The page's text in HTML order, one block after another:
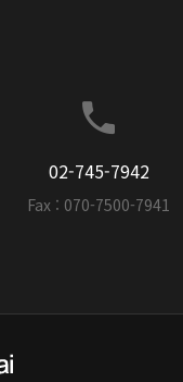
02-745-7942
Fax : 070-7500-7941